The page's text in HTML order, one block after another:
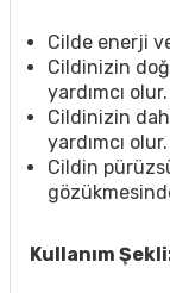
Cilde enerji
Cildinizin
yardımcı olur.
Cildinizin
yardımcı olur.
Cildin
Kullanım